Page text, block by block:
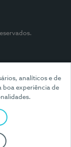
analíticos e de
boa experiência de